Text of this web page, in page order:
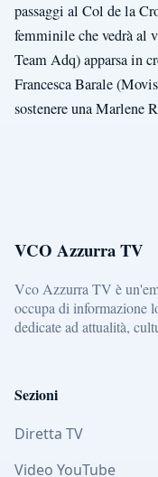
passaggi al Col de la
femminile che vedrà al
Team Adq) apparsa in
Francesca Barale
sostenere una Marlene
VCO Azzurra TV
Vco Azzurra TV è
occupa di informazione
dedicate ad attualità,
Sezioni
Diretta TV
Video YouTube